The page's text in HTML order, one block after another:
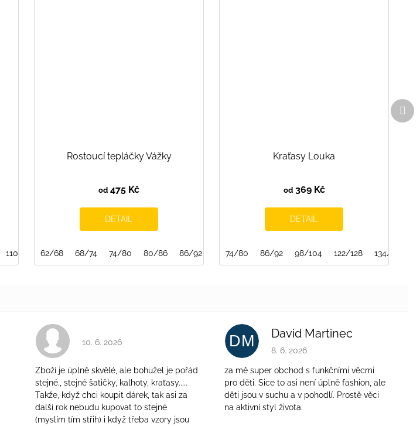
110/116 116/122 122/128 134/140 146/152 152/158
Rostoucí tepláčky Vážky
od 475 Kč
DETAIL
62/68 68/74 74/80 80/86 86/92 98/104 110/116 116/122 122/128 128/134
Kraťasy Louka
od369 Kč
DETAIL
74/80 86/92 98/104 122/128 134/140
Hodnocení obchodu je 4 z 5 hvězdiček.
10. 6. 2026
Zboží je úplně skvělé, ale bohužel je pořád
stejné., stejné šatičky, kalhoty, kraťasy.....
Takže, když chci koupit dárek, tak asi za
další rok nebudu kupovat to stejné
(myslím tím střih) i když třeba vzory jsou
DM David Martinec
Hodnocení obchodu je 5 z 5 hvězdiček.
8. 6. 2026
za mě super obchod s funkčními věcmi
pro děti. Sice to asi není úplně fashion, ale
děti jsou v suchu a v pohodlí. Prostě věci
na aktivní styl života.